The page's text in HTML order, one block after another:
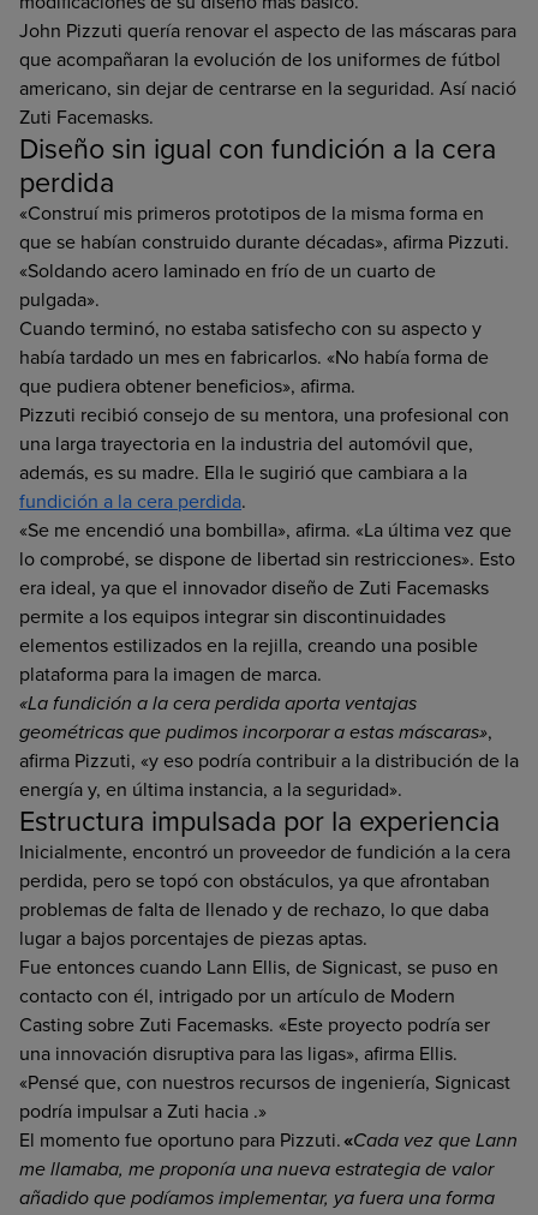
John Pizzuti quería renovar el aspecto de las máscaras para
que acompañaran la evolución de los uniformes de fútbol
americano, sin dejar de centrarse en la seguridad. Así nació
Zuti Facemasks.
Diseño sin igual con fundición a la cera
perdida
«Construí mis primeros prototipos de la misma forma en
que se habían construido durante décadas», afirma Pizzuti.
«Soldando acero laminado en frío de un cuarto de
pulgada».
Cuando terminó, no estaba satisfecho con su aspecto y
había tardado un mes en fabricarlos. «No había forma de
que pudiera obtener beneficios», afirma.
Pizzuti recibió consejo de su mentora, una profesional con
una larga trayectoria en la industria del automóvil que,
además, es su madre. Ella le sugirió que cambiara a la
fundición a la cera perdida.
«Se me encendió una bombilla», afirma. «La última vez que
lo comprobé, se dispone de libertad sin restricciones». Esto
era ideal, ya que el innovador diseño de Zuti Facemasks
permite a los equipos integrar sin discontinuidades
elementos estilizados en la rejilla, creando una posible
plataforma para la imagen de marca.
«La fundición a la cera perdida aporta ventajas
geométricas que pudimos incorporar a estas máscaras»,
afirma Pizzuti, «y eso podría contribuir a la distribución de la
energía y, en última instancia, a la seguridad».
Estructura impulsada por la experiencia
Inicialmente, encontró un proveedor de fundición a la cera
perdida, pero se topó con obstáculos, ya que afrontaban
problemas de falta de llenado y de rechazo, lo que daba
lugar a bajos porcentajes de piezas aptas.
Fue entonces cuando Lann Ellis, de Signicast, se puso en
contacto con él, intrigado por un artículo de Modern
Casting sobre Zuti Facemasks. «Este proyecto podría ser
una innovación disruptiva para las ligas», afirma Ellis.
«Pensé que, con nuestros recursos de ingeniería, Signicast
podría impulsar a Zuti hacia .»
El momento fue oportuno para Pizzuti.«Cada vez que Lann
me llamaba, me proponía una nueva estrategia de valor
añadido que podíamos implementar, ya fuera una forma